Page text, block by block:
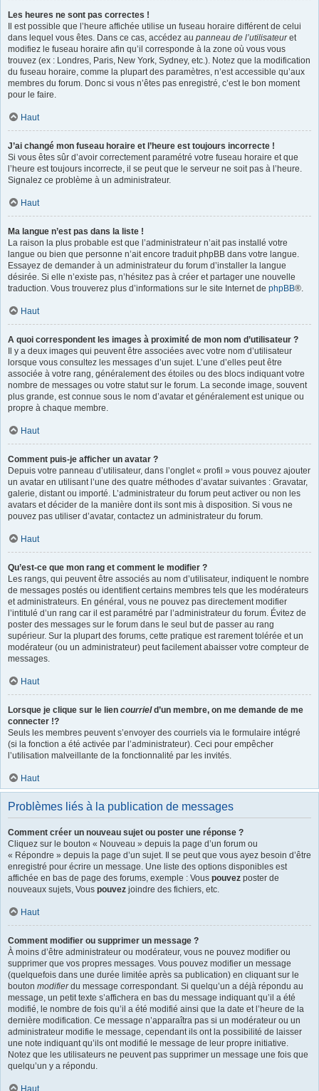
Les heures ne sont pas correctes !
Il est possible que l’heure affichée utilise un fuseau horaire différent de celui
dans lequel vous êtes. Dans ce cas, accédez au panneau de l’utilisateuret
modifiez le fuseau horaire afin qu’il corresponde à la zone où vous vous
trouvez (ex : Londres, Paris, New York, Sydney, etc.). Notez que la modification
du fuseau horaire, comme la plupart des paramètres, n’est accessible qu’aux
membres du forum. Donc si vous n’êtes pas enregistré, c’est le bon moment
pour le faire.
Haut
J’ai changé mon fuseau horaire et l’heure est toujours incorrecte !
Si vous êtes sûr d’avoir correctement paramétré votre fuseau horaire et que
l’heure est toujours incorrecte, il se peut que le serveur ne soit pas à l’heure.
Signalez ce problème à un administrateur.
Haut
Ma langue n’est pas dans la liste !
La raison la plus probable est que l’administrateur n’ait pas installé votre
langue ou bien que personne n’ait encore traduit phpBB dans votre langue.
Essayez de demander à un administrateur du forum d’installer la langue
désirée. Si elle n’existe pas, n’hésitez pas à créer et partager une nouvelle
traduction. Vous trouverez plus d’informations sur le site Internet de phpBB®.
Haut
A quoi correspondent les images à proximité de mon nom d’utilisateur ?
Il y a deux images qui peuvent être associées avec votre nom d’utilisateur
lorsque vous consultez les messages d’un sujet. L’une d’elles peut être
associée à votre rang, généralement des étoiles ou des blocs indiquant votre
nombre de messages ou votre statut sur le forum. La seconde image, souvent
plus grande, est connue sous le nom d’avatar et généralement est unique ou
propre à chaque membre.
Haut
Comment puis-je afficher un avatar ?
Depuis votre panneau d’utilisateur, dans l’onglet « profil » vous pouvez ajouter
un avatar en utilisant l’une des quatre méthodes d’avatar suivantes : Gravatar,
galerie, distant ou importé. L’administrateur du forum peut activer ou non les
avatars et décider de la manière dont ils sont mis à disposition. Si vous ne
pouvez pas utiliser d’avatar, contactez un administrateur du forum.
Haut
Qu’est-ce que mon rang et comment le modifier ?
Les rangs, qui peuvent être associés au nom d’utilisateur, indiquent le nombre
de messages postés ou identifient certains membres tels que les modérateurs
et administrateurs. En général, vous ne pouvez pas directement modifier
l’intitulé d’un rang car il est paramétré par l’administrateur du forum. Évitez de
poster des messages sur le forum dans le seul but de passer au rang
supérieur. Sur la plupart des forums, cette pratique est rarement tolérée et un
modérateur (ou un administrateur) peut facilement abaisser votre compteur de
messages.
Haut
Lorsque je clique sur le lien courrield’un membre, on me demande de me
connecter !?
Seuls les membres peuvent s’envoyer des courriels via le formulaire intégré
(si la fonction a été activée par l’administrateur). Ceci pour empêcher
l’utilisation malveillante de la fonctionnalité par les invités.
Haut
Problèmes liés à la publication de messages
Comment créer un nouveau sujet ou poster une réponse ?
Cliquez sur le bouton « Nouveau » depuis la page d’un forum ou
« Répondre » depuis la page d’un sujet. Il se peut que vous ayez besoin d’être
enregistré pour écrire un message. Une liste des options disponibles est
affichée en bas de page des forums, exemple : Vous pouvez poster de
nouveaux sujets, Vous pouvez joindre des fichiers, etc.
Haut
Comment modifier ou supprimer un message ?
À moins d’être administrateur ou modérateur, vous ne pouvez modifier ou
supprimer que vos propres messages. Vous pouvez modifier un message
(quelquefois dans une durée limitée après sa publication) en cliquant sur le
bouton modifierdu message correspondant. Si quelqu’un a déjà répondu au
message, un petit texte s’affichera en bas du message indiquant qu’il a été
modifié, le nombre de fois qu’il a été modifié ainsi que la date et l’heure de la
dernière modification. Ce message n’apparaîtra pas si un modérateur ou un
administrateur modifie le message, cependant ils ont la possibilité de laisser
une note indiquant qu’ils ont modifié le message de leur propre initiative.
Notez que les utilisateurs ne peuvent pas supprimer un message une fois que
quelqu’un y a répondu.
Haut